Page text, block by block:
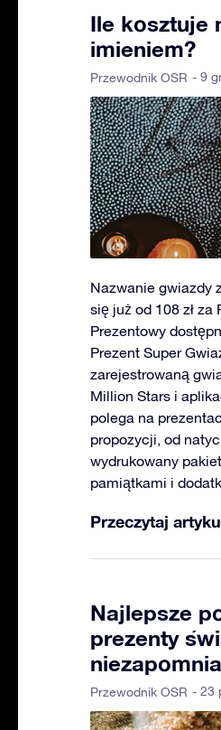
Ile kosztuje
imieniem?
Przewodnik OSR - 9
Nazwanie gwiazdy
się już od 108 zł
Prezentowy
Prezent Super
zarejestrowaną
Million Stars i
polega na
propozycji, od
wydrukowany
pamiątkami i
Przeczytaj
Najlepsze
prezenty
Przewodnik OSR - 23